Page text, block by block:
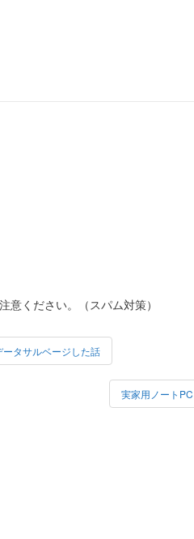
意ください。（スパム対策）
タサルベージした話
実家用ノート